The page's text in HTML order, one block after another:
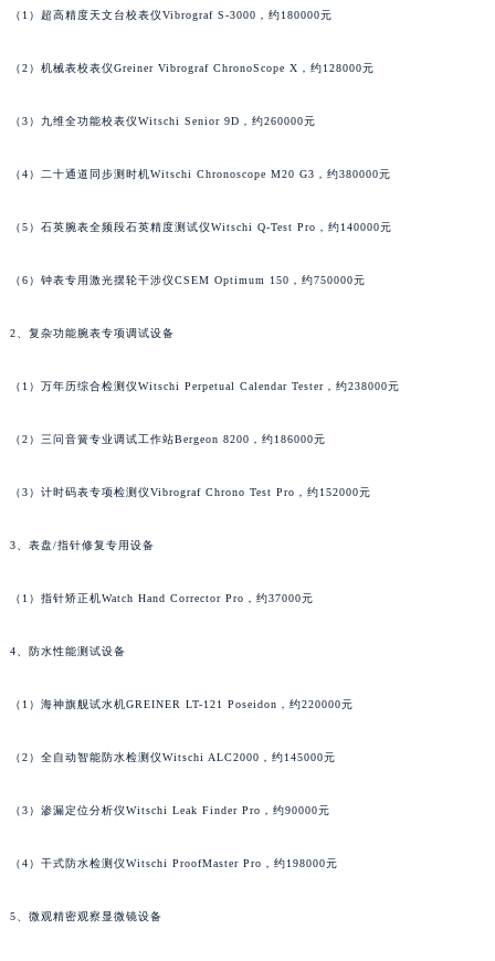
（1）超高精度天文台校表仪Vibrograf S-3000，约180000元
（2）机械表校表仪Greiner Vibrograf ChronoScope X，约128000元
（3）九维全功能校表仪Witschi Senior 9D，约260000元
（4）二十通道同步测时机Witschi Chronoscope M20 G3，约380000元
（5）石英腕表全频段石英精度测试仪Witschi Q-Test Pro，约140000元
（6）钟表专用激光摆轮干涉仪CSEM Optimum 150，约750000元
2、复杂功能腕表专项调试设备
（1）万年历综合检测仪Witschi Perpetual Calendar Tester，约238000元
（2）三问音簧专业调试工作站Bergeon 8200，约186000元
（3）计时码表专项检测仪Vibrograf Chrono Test Pro，约152000元
3、表盘/指针修复专用设备
（1）指针矫正机Watch Hand Corrector Pro，约37000元
4、防水性能测试设备
（1）海神旗舰试水机GREINER LT-121 Poseidon，约220000元
（2）全自动智能防水检测仪Witschi ALC2000，约145000元
（3）渗漏定位分析仪Witschi Leak Finder Pro，约90000元
（4）干式防水检测仪Witschi ProofMaster Pro，约198000元
5、微观精密观察显微镜设备